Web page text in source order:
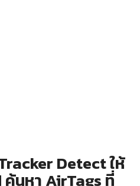
Detect ให้
นหา AirTags ที่